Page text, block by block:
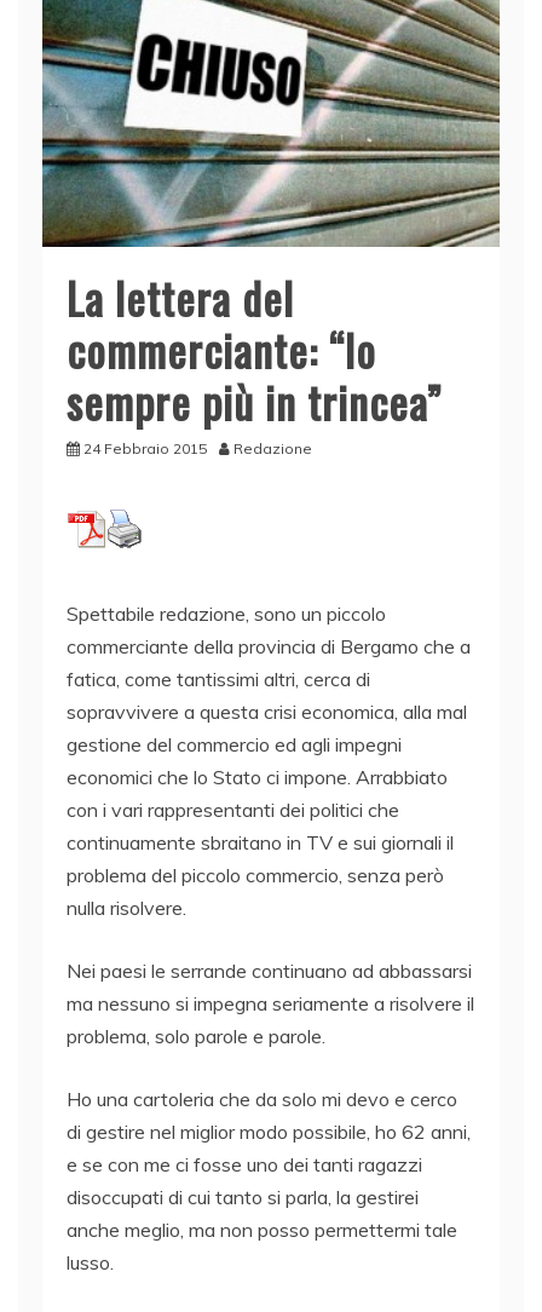
La lettera del
commerciante: “Io
sempre più in trincea”
24 Febbraio 2015 Redazione
Spettabile redazione, sono un piccolo
commerciante della provincia di Bergamo che a
fatica, come tantissimi altri, cerca di
sopravvivere a questa crisi economica, alla mal
gestione del commercio ed agli impegni
economici che lo Stato ci impone. Arrabbiato
con i vari rappresentanti dei politici che
continuamente sbraitano in TV e sui giornali il
problema del piccolo commercio, senza però
nulla risolvere.
Nei paesi le serrande continuano ad abbassarsi
ma nessuno si impegna seriamente a risolvere il
problema, solo parole e parole.
Ho una cartoleria che da solo mi devo e cerco
di gestire nel miglior modo possibile, ho 62 anni,
e se con me ci fosse uno dei tanti ragazzi
disoccupati di cui tanto si parla, la gestirei
anche meglio, ma non posso permettermi tale
lusso.